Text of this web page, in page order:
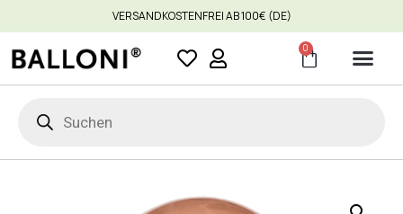
VERSANDKOSTENFREI AB 100€ (DE)
0